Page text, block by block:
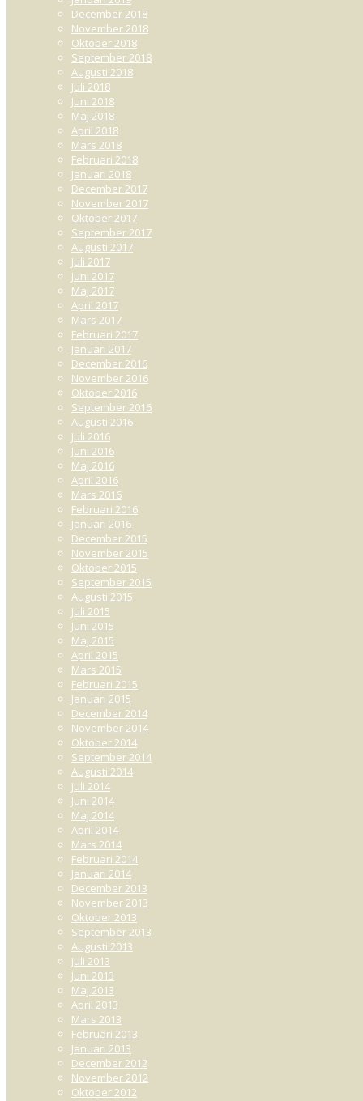
December 2018
November 2018
Oktober 2018
September 2018
Augusti 2018
Juli 2018
Juni 2018
Maj 2018
April 2018
Mars 2018
Februari 2018
Januari 2018
December 2017
November 2017
Oktober 2017
September 2017
Augusti 2017
Juli 2017
Juni 2017
Maj 2017
April 2017
Mars 2017
Februari 2017
Januari 2017
December 2016
November 2016
Oktober 2016
September 2016
Augusti 2016
Juli 2016
Juni 2016
Maj 2016
April 2016
Mars 2016
Februari 2016
Januari 2016
December 2015
November 2015
Oktober 2015
September 2015
Augusti 2015
Juli 2015
Juni 2015
Maj 2015
April 2015
Mars 2015
Februari 2015
Januari 2015
December 2014
November 2014
Oktober 2014
September 2014
Augusti 2014
Juli 2014
Juni 2014
Maj 2014
April 2014
Mars 2014
Februari 2014
Januari 2014
December 2013
November 2013
Oktober 2013
September 2013
Augusti 2013
Juli 2013
Juni 2013
Maj 2013
April 2013
Mars 2013
Februari 2013
Januari 2013
December 2012
November 2012
Oktober 2012